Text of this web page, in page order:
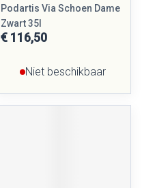
Podartis Via Schoen Dame
Zwart 35l
€ 116,50
Niet beschikbaar